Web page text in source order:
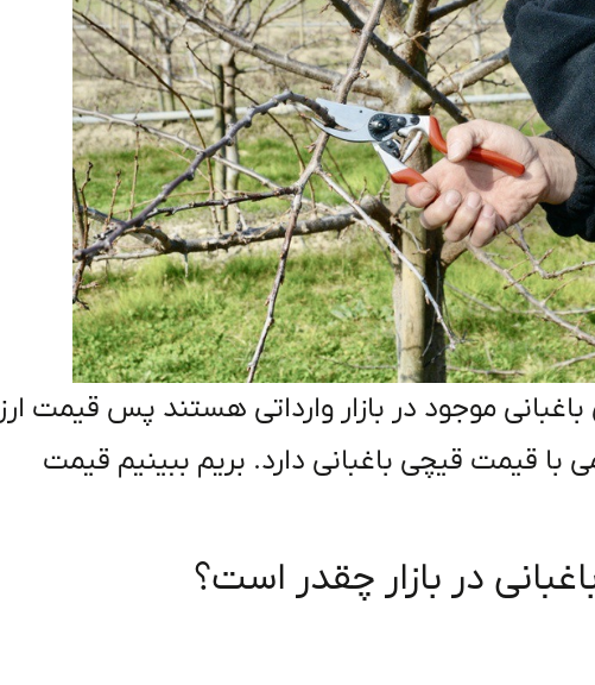
قیچی های باغبانی موجود در بازار وارداتی هستند پس قیمت ارز
با قیمت قیچی باغبانی دارد. بریم ببینیم قیمت
در بازار چقدر است؟